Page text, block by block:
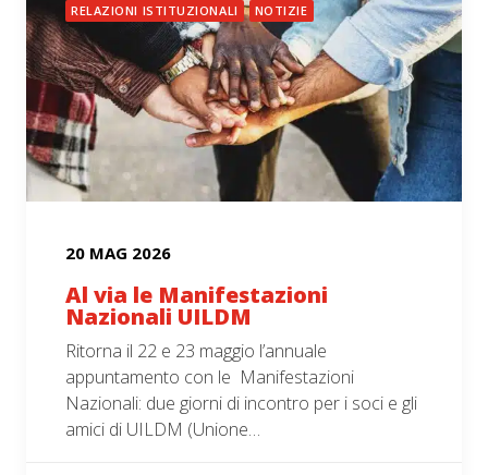
RELAZIONI ISTITUZIONALI NOTIZIE
20 MAG 2026
Al via le Manifestazioni
Nazionali UILDM
Ritorna il 22 e 23 maggio l’annuale
appuntamento con le Manifestazioni
Nazionali: due giorni di incontro per i soci e gli
amici di UILDM (Unione…